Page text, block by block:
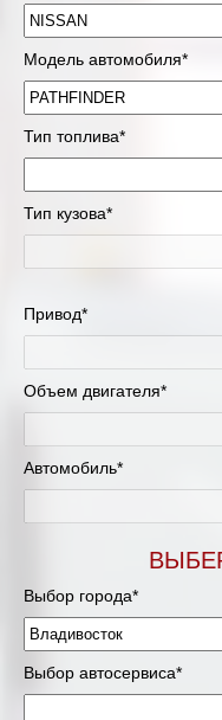
Модель автомобиля*
Тип топлива*
Тип кузова*
Привод*
Объем двигателя*
Автомобиль*
Выбор города*
Выбор автосервиса*